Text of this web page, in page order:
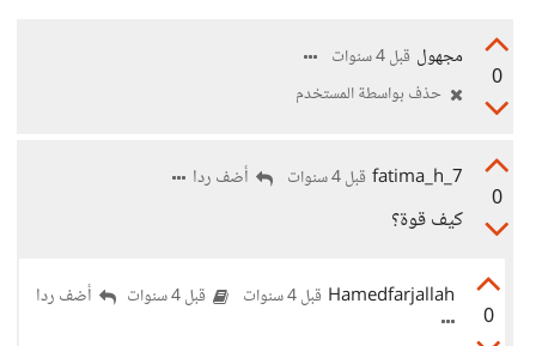
0
مجهول قبل 4 سنوات
حذف بواسطة المستخدم
0
7_fatima_h قبل 4 سنوات أضف ردا
كيف قوة؟
0
Hamedfarjallah قبل 4 سنوات قبل 4 سنوات أضف ردا